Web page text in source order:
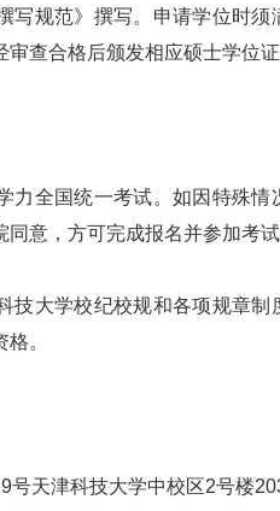
规范》撰写。申请学位时须
查合格后颁发相应硕士学位证
全国统一考试。如因特殊情
意，方可完成报名并参加考试
大学校纪校规和各项规章制
。
天津科技大学中校区2号楼